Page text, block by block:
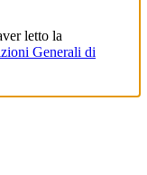
letto la
Generali di